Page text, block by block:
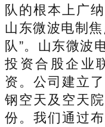
队的根本上广
山东微波电制
队”。山东微波
投资合股企业
资。公司建立
钢空天及空天
份。我们通过